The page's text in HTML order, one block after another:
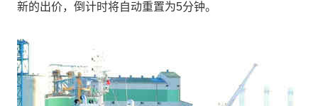
新的出价，倒计时将自动重置为5分钟。